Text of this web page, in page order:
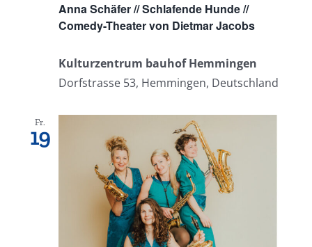
Anna Schäfer // Schlafende Hunde //
Comedy-Theater von Dietmar Jacobs
Kulturzentrum bauhof Hemmingen
Dorfstrasse 53, Hemmingen, Deutschland
Fr.
19